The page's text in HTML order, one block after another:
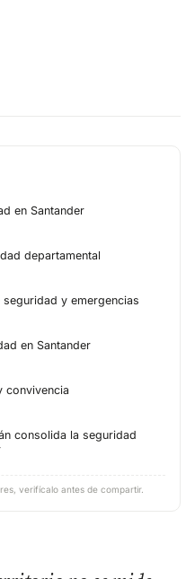
en Santander
departamental
y emergencias
en Santander
convivencia
consolida la seguridad
verifícalo antes de compartir.